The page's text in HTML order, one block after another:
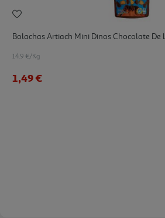
Bolachas Artiach Mini Dinos Chocolate De
14.9 €/Kg
1,49 €